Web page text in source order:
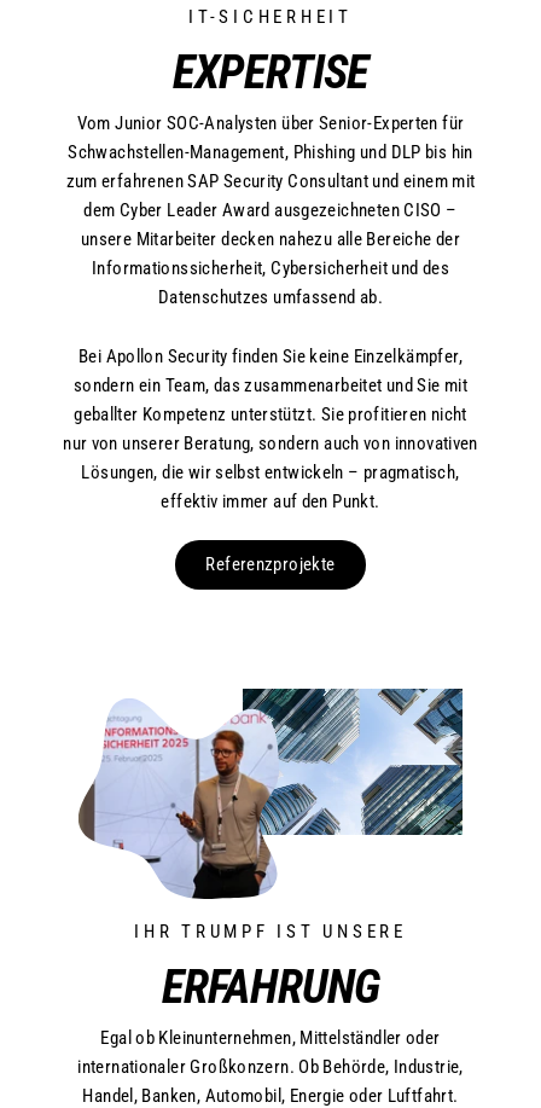
IT-SICHERHEIT
EXPERTISE
Vom Junior SOC-Analysten über Senior-Experten für
Schwachstellen-Management, Phishing und DLP bis hin
zum erfahrenen SAP Security Consultant und einem mit
dem Cyber Leader Award ausgezeichneten CISO –
unsere Mitarbeiter decken nahezu alle Bereiche der
Informationssicherheit, Cybersicherheit und des
Datenschutzes umfassend ab.
Bei Apollon Security finden Sie keine Einzelkämpfer,
sondern ein Team, das zusammenarbeitet und Sie mit
geballter Kompetenz unterstützt. Sie profitieren nicht
nur von unserer Beratung, sondern auch von innovativen
Lösungen, die wir selbst entwickeln – pragmatisch,
effektiv immer auf den Punkt.
Referenzprojekte
IHR TRUMPF IST UNSERE
ERFAHRUNG
Egal ob Kleinunternehmen, Mittelständler oder
internationaler Großkonzern. Ob Behörde, Industrie,
Handel, Banken, Automobil, Energie oder Luftfahrt.